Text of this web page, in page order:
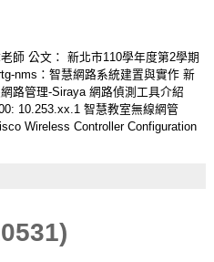
師 公文： 新北市110學年度第2學期
nms：智慧網路系統建置與實作 新
路管理-Siraya 網路偵測工具介紹
10.253.xx.1 智慧教室無線網管
Wireless Controller Configuration